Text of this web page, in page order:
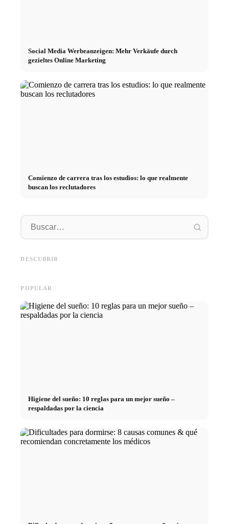
Social Media Werbeanzeigen: Mehr Verkäufe durch
gezieltes Online Marketing
Comienzo de carrera tras los estudios: lo que realmente
buscan los reclutadores
DESCUBRIR
carrera
POPULAR
Higiene del sueño: 10 reglas para un mejor sueño –
respaldadas por la ciencia